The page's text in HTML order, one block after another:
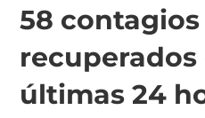
58
recuperados
últimas 24